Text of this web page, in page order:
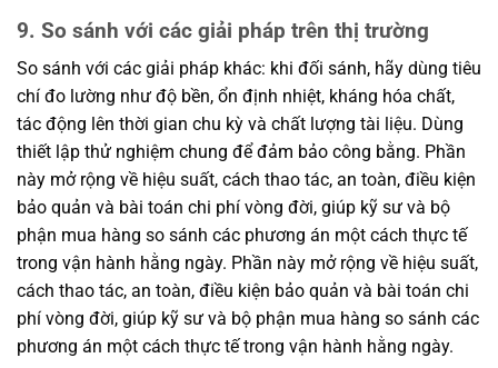
9. So sánh với các giải pháp trên thị trường
So sánh với các giải pháp khác: khi đối sánh, hãy dùng tiêu
chí đo lường như độ bền, ổn định nhiệt, kháng hóa chất,
tác động lên thời gian chu kỳ và chất lượng tài liệu. Dùng
thiết lập thử nghiệm chung để đảm bảo công bằng. Phần
này mở rộng về hiệu suất, cách thao tác, an toàn, điều kiện
bảo quản và bài toán chi phí vòng đời, giúp kỹ sư và bộ
phận mua hàng so sánh các phương án một cách thực tế
trong vận hành hằng ngày. Phần này mở rộng về hiệu suất,
cách thao tác, an toàn, điều kiện bảo quản và bài toán chi
phí vòng đời, giúp kỹ sư và bộ phận mua hàng so sánh các
phương án một cách thực tế trong vận hành hằng ngày.